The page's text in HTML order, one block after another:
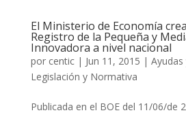
El Ministerio de Economía
Registro de la Pequeña y
Innovadora a nivel nacional
por centic| Jun 11, 2015 |
Legislación y Normativa
Publicada en el BOE del 11/06/de